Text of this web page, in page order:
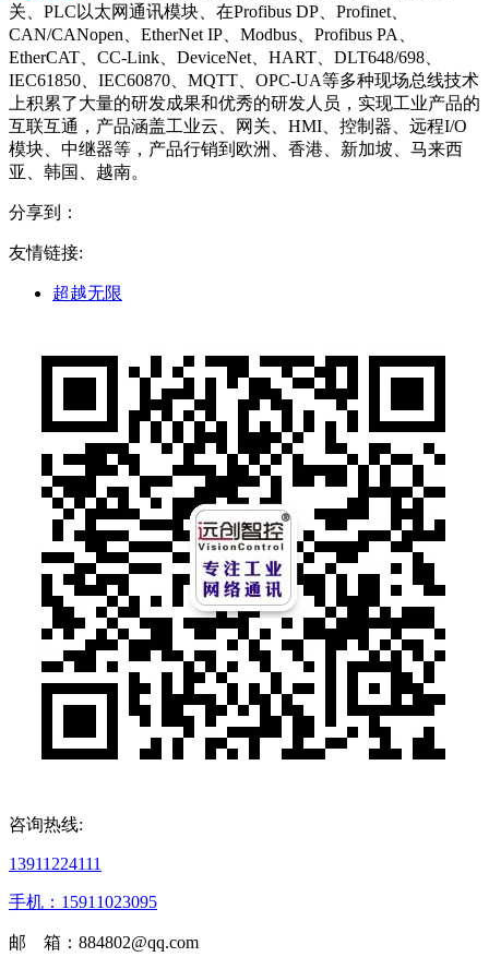
关、PLC以太网通讯模块、在Profibus DP、Profinet、
CAN/CANopen、EtherNet IP、Modbus、Profibus PA、
EtherCAT、CC-Link、DeviceNet、HART、DLT648/698、
IEC61850、IEC60870、MQTT、OPC-UA等多种现场总线技术
上积累了大量的研发成果和优秀的研发人员，实现工业产品的
互联互通，产品涵盖工业云、网关、HMI、控制器、远程I/O
模块、中继器等，产品行销到欧洲、香港、新加坡、马来西
亚、韩国、越南。
分享到：
友情链接:
超越无限
咨询热线:
13911224111
手机：15911023095
邮 箱：884802@qq.com